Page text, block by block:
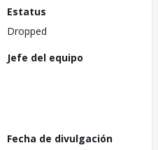
Estatus
Dropped
Jefe del equipo
Fecha de divulgación